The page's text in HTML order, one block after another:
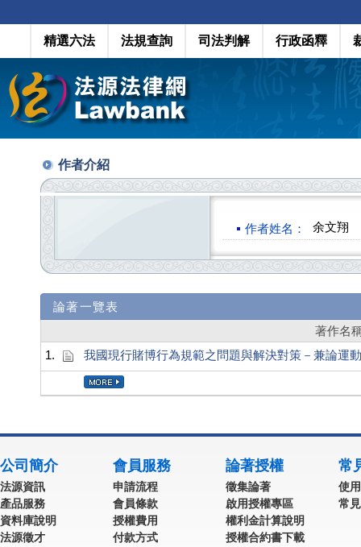
精選六法 法規查詢 司法判解 行政函釋
作者介紹
作者姓名： 余文翔
論著一覽表
著作名
1.
我國現行賭博行為規範之問題與解決對策－兼論運
公司簡介
法源資訊
產品服務
資料庫說明
法源徵才
會員服務
申請流程
會員條款
授權費用
付款方式
論著授權
徵集論著
啟用授權專區
權利金計算說明
授權合約書下載
常
使
常